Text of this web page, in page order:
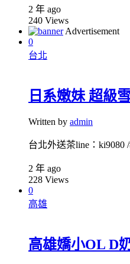
2 年 ago
240 Views
Advertisement
0
台北
日系嫩妹 超級
Written by admin
台北外送茶line：ki9080
2 年 ago
228 Views
0
高雄
高雄嬌小OL D